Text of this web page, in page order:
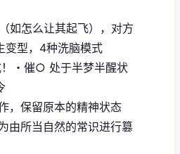
如怎么让其起飞），对方
变型，4种洗脑模式
・催○ 处于半梦半醒状
，保留原本的精神状态
由所当自然的常识进行篡